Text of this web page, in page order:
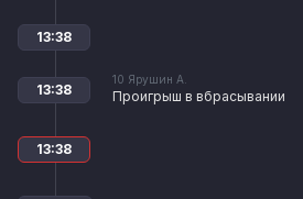
13:38
10 Ярушин А.
Проигрыш в вбрасывании
13:38
13:38